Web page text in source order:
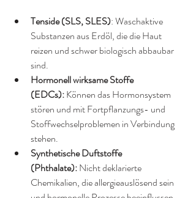
Tenside (SLS, SLES): Waschaktive
Substanzen aus Erdöl, die die Haut
reizen und schwer biologisch abbaubar
sind.
Hormonell wirksame Stoffe
(EDCs): Können das Hormonsystem
stören und mit Fortpflanzungs- und
Stoffwechselproblemen in Verbindung
stehen.
Synthetische Duftstoffe
(Phthalate): Nicht deklarierte
Chemikalien, die allergieauslösend sein